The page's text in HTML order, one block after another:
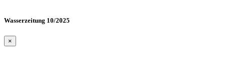
Wasserzeitung 10/2025
×